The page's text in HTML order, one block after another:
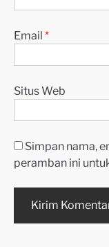
Email *
Situs Web
Simpan nama,
peramban ini